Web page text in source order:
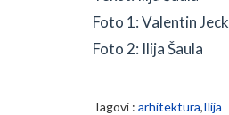
Foto 1: Valentin Jeck
Foto 2: Ilija Šaula
Tagovi : arhitektura,Ilija